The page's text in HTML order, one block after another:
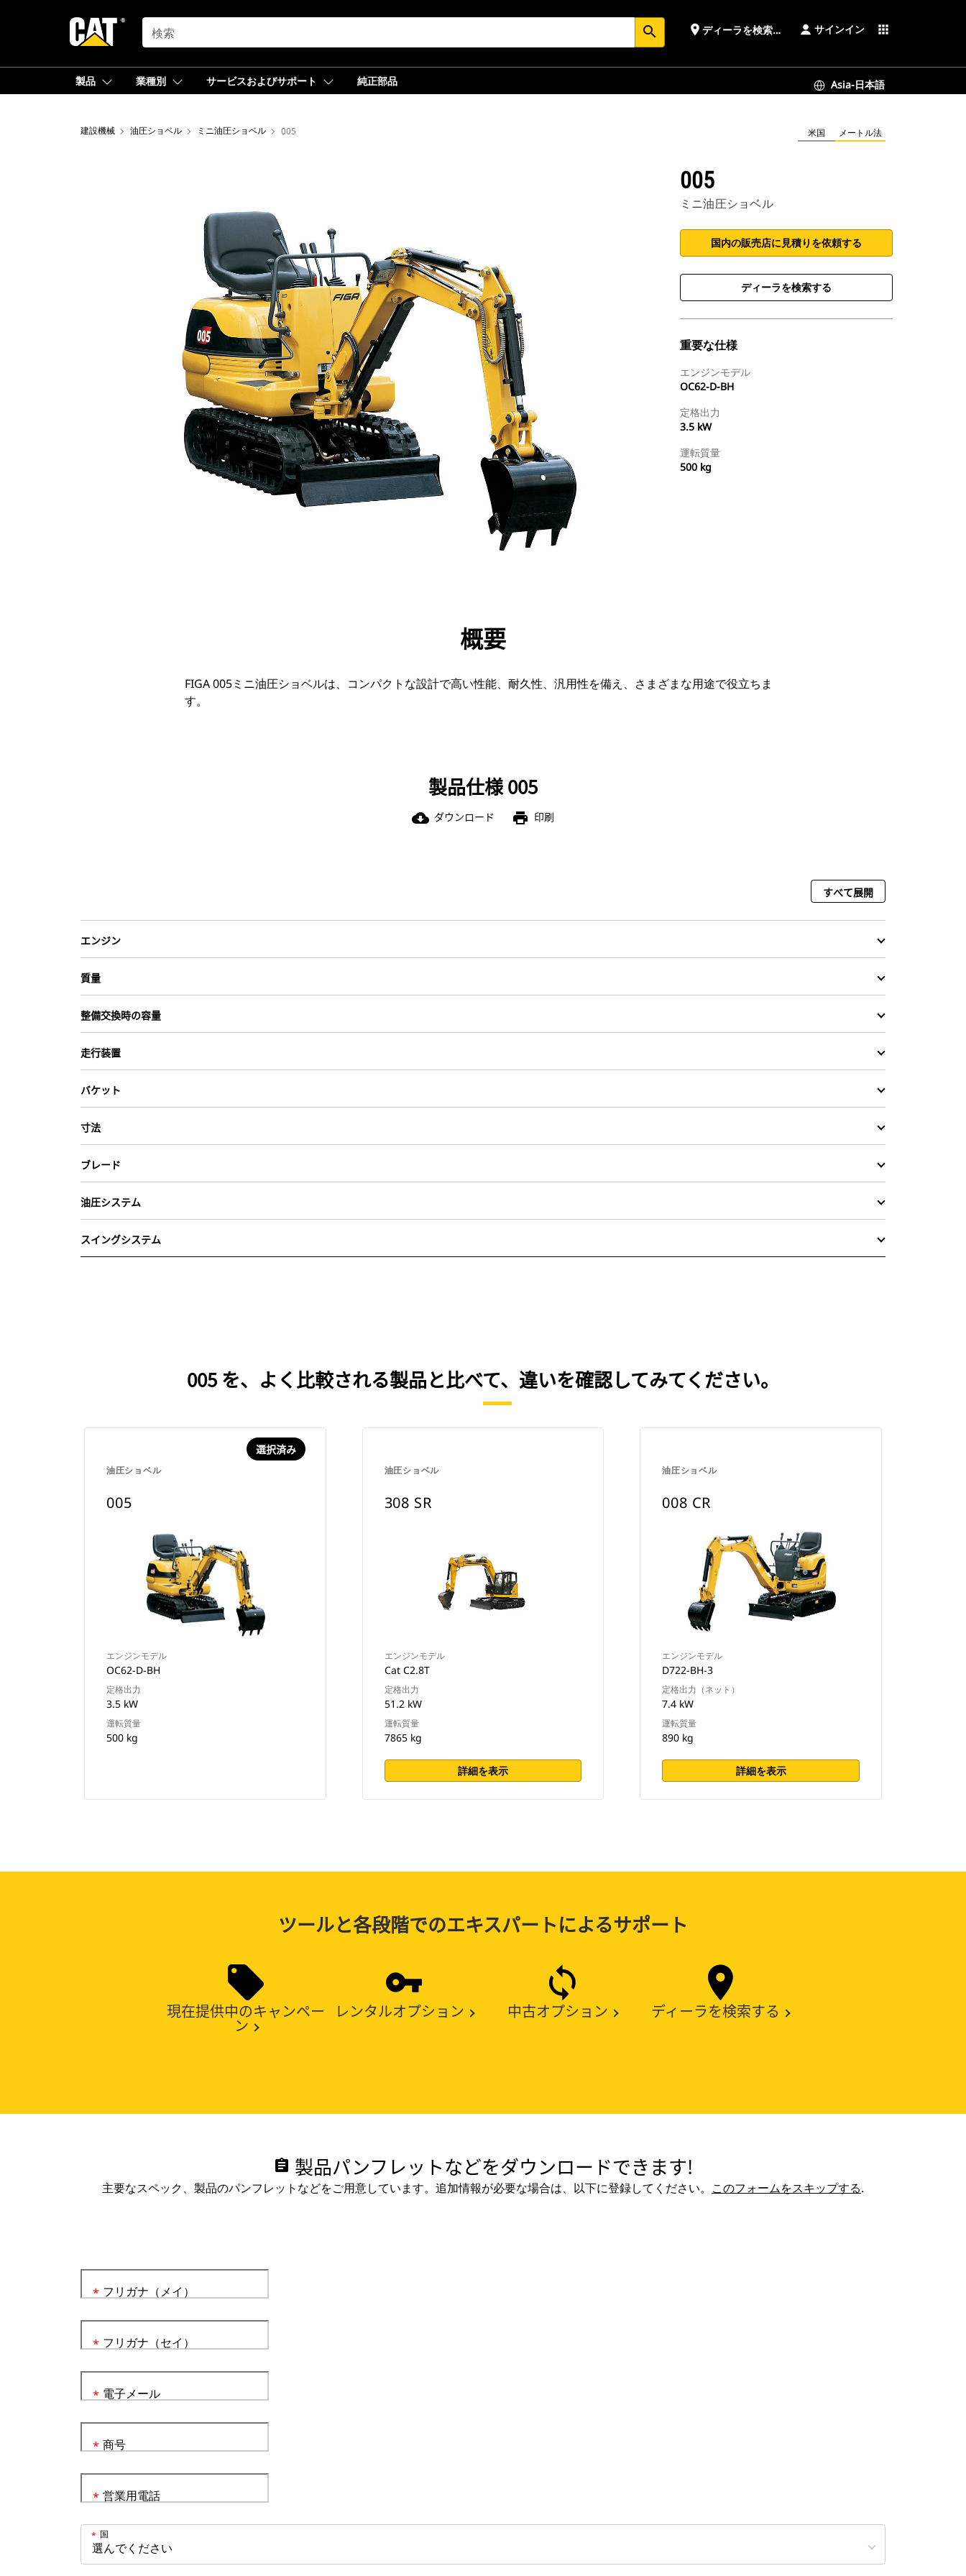
SEARCH search place ディーラを検索する サインイン apps
製品 業種別 サービスおよびサポート 純正部品 Asia-日本語
建設機械 油圧ショベル ミニ油圧ショベル 005 米国 メートル法
005
ミニ油圧ショベル
国内の販売店に見積りを依頼する
ディーラを検索する
重要な仕様
エンジンモデル
OC62-D-BH
定格出力
3.5 kW
運転質量
500 kg
ツアー
概要
FIGA 005ミニ油圧ショベルは、コンパクトな設計で高い性能、耐久性、汎用性を備え、さまざまな用途で役立ちま
す。
製品仕様 005
cloud_download ダウンロード print 印刷
すべて展開
エンジン
質量
整備交換時の容量
走行装置
バケット
寸法
ブレード
油圧システム
スイングシステム
005 を、よく比較される製品と比べて、違いを確認してみてください。
油圧ショベル
選択済み
005
エンジンモデル
OC62-D-BH
定格出力
3.5 kW
運転質量
500 kg
油圧ショベル
308 SR
エンジンモデル
Cat C2.8T
定格出力
51.2 kW
運転質量
7865 kg
詳細を表示
油圧ショベル
008 CR
エンジンモデル
D722-BH-3
定格出力（ネット）
7.4 kW
運転質量
890 kg
詳細を表示
ツールと各段階でのエキスパートによるサポート
現在提供中のキャンペー
ン
レンタルオプション 中古オプション ディーラを検索する
assignment 製品パンフレットなどをダウンロードできます!
主要なスペック、製品のパンフレットなどをご用意しています。追加情報が必要な場合は、以下に登録してください。 このフォームをスキップする.
フリガナ（メイ）
*
フリガナ（セイ）
*
電子メール
*
商号
*
営業用電話
*
国
*